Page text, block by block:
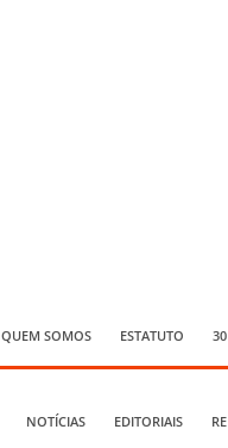
QUEM SOMOS ESTATUTO
NOTÍCIAS EDITORIAIS